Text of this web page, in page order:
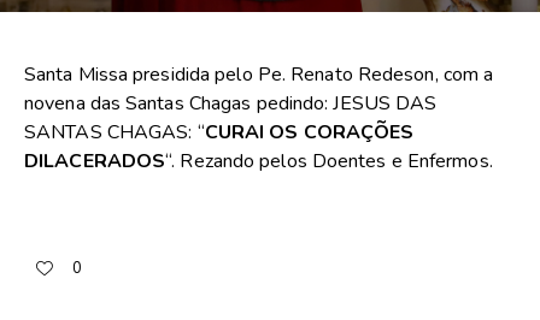
Santa Missa presidida pelo Pe. Renato Redeson, com a
novena das Santas Chagas pedindo: JESUS DAS
SANTAS CHAGAS: “CURAI OS CORAÇÕES
DILACERADOS“. Rezando pelos Doentes e Enfermos.
0